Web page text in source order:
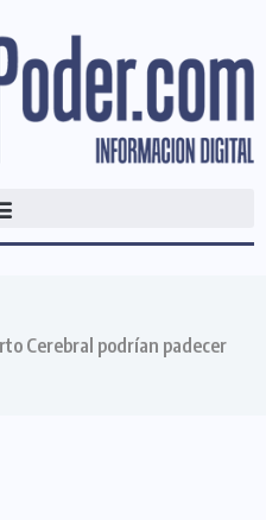
Cerebral podrían padecer